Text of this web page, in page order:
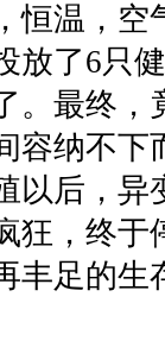
恒温，空
放了6只
。最终，
容纳不下
以后，异
狂，终于
丰足的生